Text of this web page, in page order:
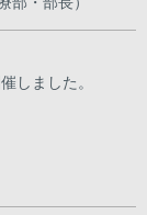
しました。